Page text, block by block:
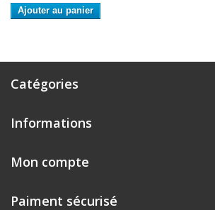
Ajouter au panier
Catégories
Informations
Mon compte
Paiment sécurisé